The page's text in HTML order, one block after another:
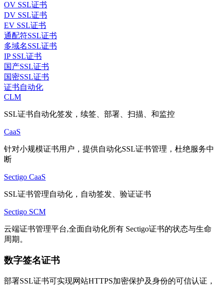
OV SSL证书
DV SSL证书
EV SSL证书
通配符SSL证书
多域名SSL证书
IP SSL证书
国产SSL证书
国密SSL证书
证书自动化
CLM
SSL证书自动化签发，续签、部署、扫描、和监控
CaaS
针对小规模证书用户，提供自动化SSL证书管理，杜绝服务中
断
Sectigo CaaS
SSL证书管理自动化，自动签发、验证证书
Sectigo SCM
云端证书管理平台,全面自动化所有 Sectigo证书的状态与生命
周期。
数字签名证书
部署SSL证书可实现网站HTTPS加密保护及身份的可信认证，